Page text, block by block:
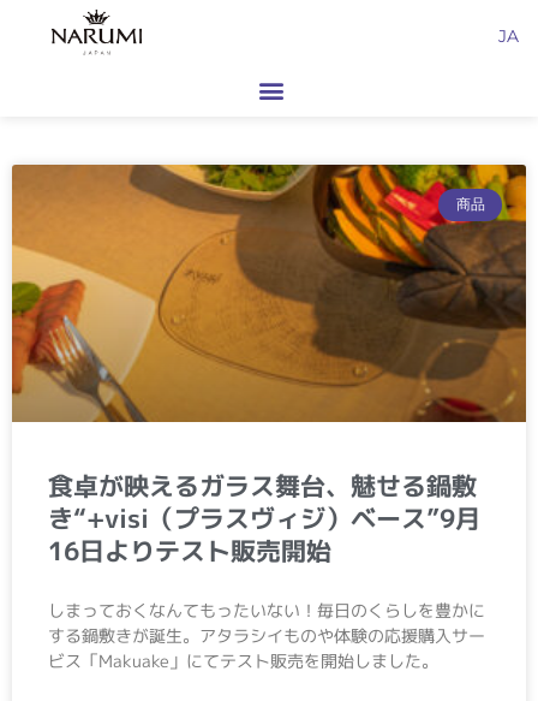
ッ
JA
商品
食卓が映えるガラス舞台、魅せる鍋敷
き“+visi（プラスヴィジ）ベース”9月
16日よりテスト販売開始
しまっておくなんてもったいない！毎日のくらしを豊かに
する鍋敷きが誕生。アタラシイものや体験の応援購入サー
ビス「Makuake」にてテスト販売を開始しました。